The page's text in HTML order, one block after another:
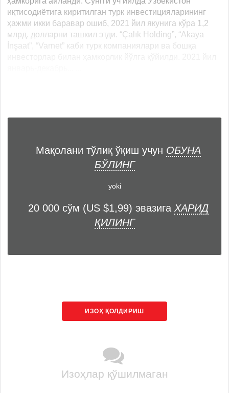
иқтисодиётига киритилган турк инвестицияларининг
ҳажми икки баравар ошиб, 2021 йил якунига кўра 1,2
млрд. долларни ташкил этди. “Çalık Holding”, “Akaya
İnşaat”, “Varnet” каби турк компаниялари ва бошқа
Мақолани тўлиқ ўқиш учун ОБУНА
БЎЛИНГ
yoki
20 000 сўм (US $1,99) эвазига ХАРИД
ҚИЛИНГ
ИЗОҲ ҚОЛДИРИШ
Изоҳлар қўшилмаган